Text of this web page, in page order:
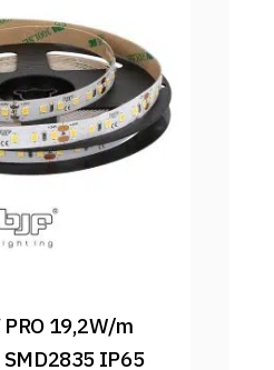
19,2W/m
IP65